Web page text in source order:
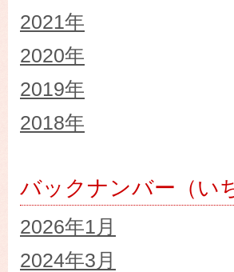
2021年
2020年
2019年
2018年
バックナンバー（い
2026年1月
2024年3月